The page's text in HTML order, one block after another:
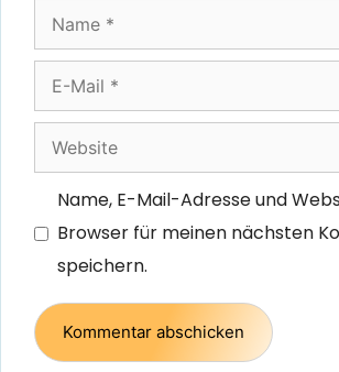
Name
Mail
Website
Name, E-Mail-Adresse und
Browser für meinen nächsten
speichern.